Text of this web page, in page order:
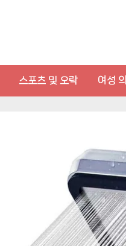
스포츠 및 오락 여성